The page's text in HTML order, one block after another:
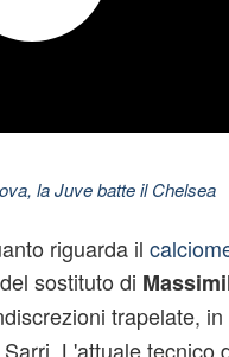
la Juve batte il Chelsea
riguarda il
sostituto di
trapelate, in
L'attuale tecnico